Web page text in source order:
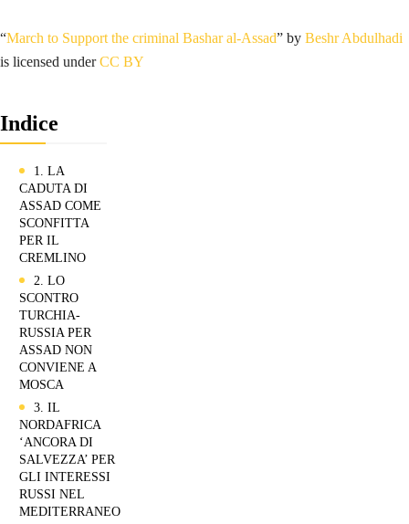
“March to Support the criminal Bashar al-Assad” by Beshr Abdulhadi
is licensed underCC BY
Indice
1. LA
CADUTA DI
ASSAD COME
SCONFITTA
PER IL
CREMLINO
2. LO
SCONTRO
TURCHIA-
RUSSIA PER
ASSAD NON
CONVIENE A
MOSCA
3. IL
NORDAFRICA
‘ANCORA DI
SALVEZZA’ PER
GLI INTERESSI
RUSSI NEL
MEDITERRANEO